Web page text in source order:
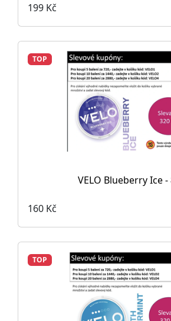
199 Kč
TOP
VELO Blueberry Ice -
160 Kč
TOP